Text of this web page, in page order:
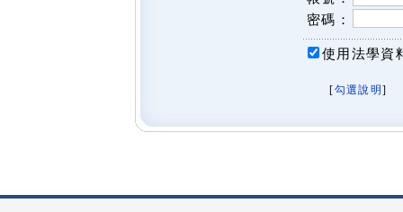
密碼：
使用法學資
[勾選說明 ]